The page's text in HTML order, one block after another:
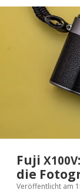
der
Fuji X100V
die
Veröffentlicht am